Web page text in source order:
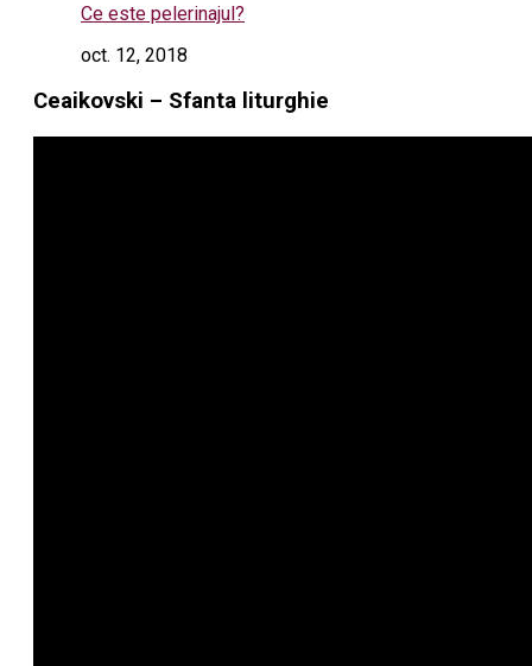
Ce este pelerinajul?
oct. 12, 2018
Ceaikovski – Sfanta liturghie